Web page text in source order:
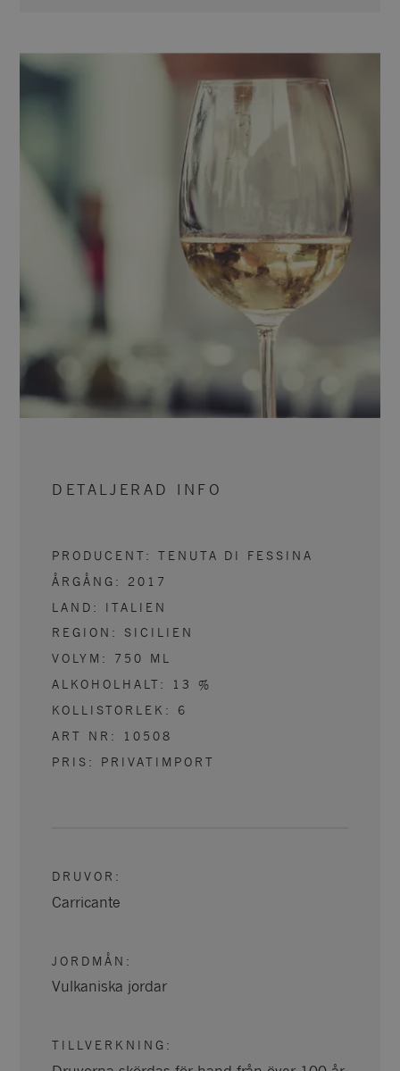
DETALJERAD INFO
PRODUCENT: TENUTA DI FESSINA
ÅRGÅNG: 2017
LAND: ITALIEN
REGION: SICILIEN
VOLYM: 750
ML
ALKOHOLHALT:
13
%
KOLLISTORLEK: 6
ART NR:
10508
PRIS: PRIVATIMPORT
DRUVOR :
Carricante
JORDMÅN :
Vulkaniska jordar
TILLVERKNING :